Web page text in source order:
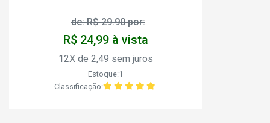
de: R$ 29.90 por:
R$ 24,99 à vista
12X de 2,49 sem juros
Estoque:1
Classificação: